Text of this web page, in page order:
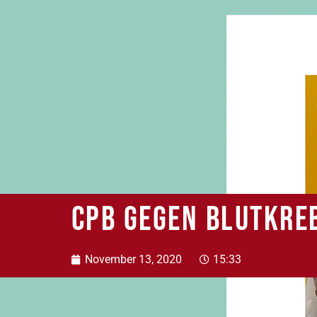
CPB gegen
November 13, 2020 15:33